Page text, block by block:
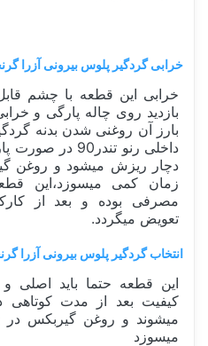
خرابی گردگیر پلوس بیرونی آزرا
خرابی این قطعه با چشم
بازدید روی چاله پارگی و
بارز آن روغنی شدن بدنه
داخلی رنو
دچار ریزش میشود و روغن
زمان کمی میسوزد،این
تعویض میگردد.
انتخاب گردگیر پلوس بیرونی آزرا
این قطعه حتما باید اصلی
کیفیت بعد از مدت
میشوند و روغن گیربکس
میسوزد